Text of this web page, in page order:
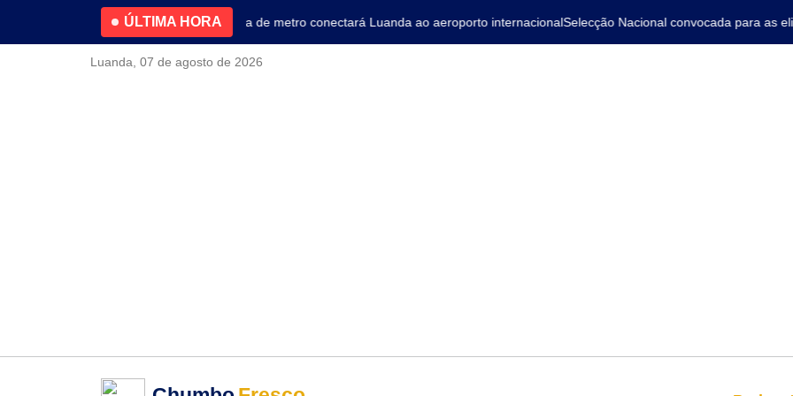
ÚLTIMA HORA
4.2% no primeiro trimestre Nova linha de metro conectará Luanda ao aeroporto internacionalSelecção Nacional convocada para as
Luanda, 07 de agosto de 2026